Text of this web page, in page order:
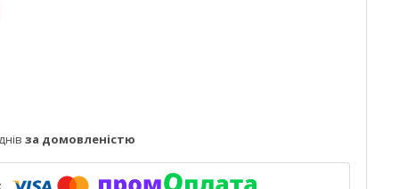
за домовленістю